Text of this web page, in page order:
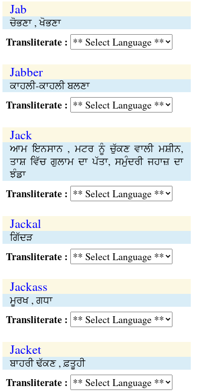
Jab
ਚੋਭਣਾ , ਖੋਭਣਾ
:
Jabber
ਕਾਹਲੀ-ਕਾਹਲੀ ਬਲਣਾ
:
Jack
ਆਮ ਇਨਸਾਨ , ਮਟਰ ਨੂੰ ਚੁੱਕਣ ਵਾਲੀ ਮਸ਼ੀਨ,
ਤਾਸ਼ ਵਿੱਚ ਗੁਲਾਮ ਦਾ ਪੱਤਾ, ਸਮੁੰਦਰੀ ਜਹਾਜ਼ ਦਾ
ਝੰਡਾ
:
Jackal
ਗਿੱਦੜ
:
Jackass
ਮੂਰਖ , ਗਧਾ
:
Jacket
ਬਾਹਰੀ ਢੱਕਣ , ਫ਼ਤੂਹੀ
: